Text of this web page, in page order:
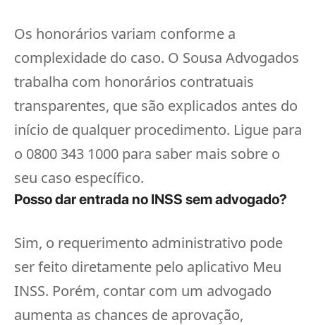
Os honorários variam conforme a
complexidade do caso. O Sousa Advogados
trabalha com honorários contratuais
transparentes, que são explicados antes do
início de qualquer procedimento. Ligue para
o 0800 343 1000 para saber mais sobre o
seu caso específico.
Posso dar entrada no INSS sem advogado?
Sim, o requerimento administrativo pode
ser feito diretamente pelo aplicativo Meu
INSS. Porém, contar com um advogado
aumenta as chances de aprovação,